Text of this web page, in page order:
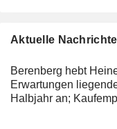
Aktuelle
Berenberg hebt
Erwartungen
Halbjahr an;